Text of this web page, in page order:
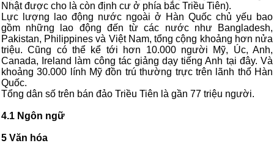
Nhật được cho là còn định cư ở phía bắc Triều Tiên).
Lực lượng lao động nước ngoài ở Hàn Quốc chủ yếu bao
gồm những lao động đến từ các nước như Bangladesh,
Pakistan, Philippines và Việt Nam, tổng cộng khoảng hơn nửa
triệu. Cũng có thể kể tới hơn 10.000 người Mỹ, Úc, Anh,
Canada, Ireland làm công tác giảng dạy tiếng Anh tại đây. Và
khoảng 30.000 lính Mỹ đồn trú thường trực trên lãnh thổ Hàn
Quốc.
Tổng dân số trên bán đảo Triều Tiên là gần 77 triệu người.
4.1 Ngôn ngữ
5 Văn hóa